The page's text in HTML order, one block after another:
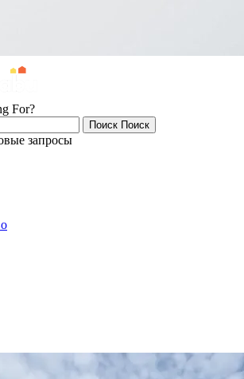
For?
Поиск Поиск
запросы